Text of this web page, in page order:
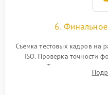
6.
Съемка тестовых кадров на
ISO. Проверка точности
мишени. Тест записи на
вспышки, микрофона и